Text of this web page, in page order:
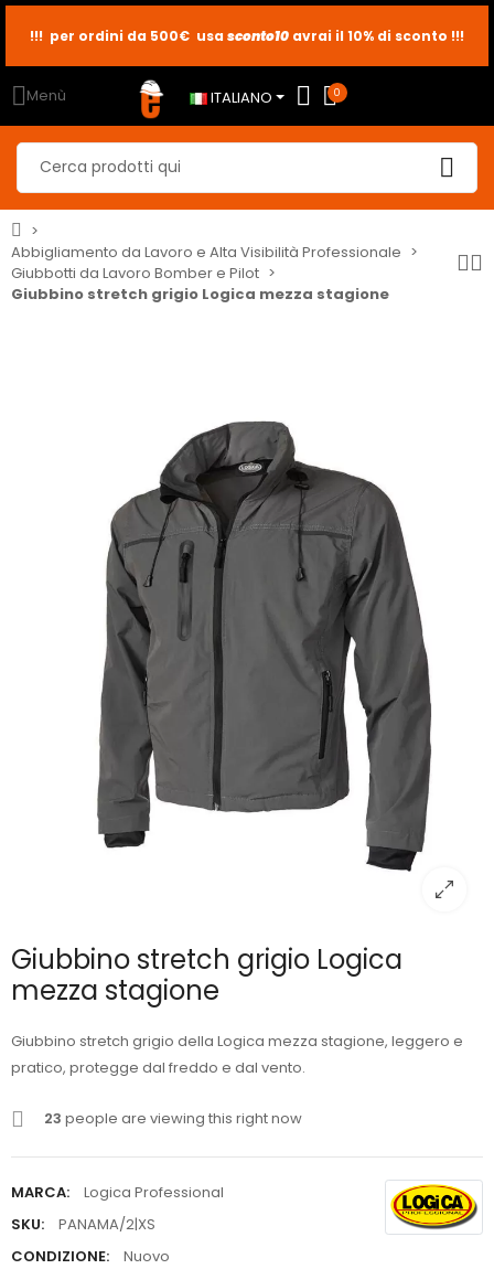
sconto2
sconto5
sconto10
Menù ITALIANO 0
Abbigliamento da Lavoro e Alta Visibilità Professionale
Giubbotti da Lavoro Bomber e Pilot
Giubbino stretch grigio Logica mezza stagione
Giubbino stretch grigio Logica
mezza stagione
Giubbino stretch grigio della Logica mezza stagione, leggero e
pratico, protegge dal freddo e dal vento.
23 people are viewing this right now
MARCA:
Logica Professional
SKU:
PANAMA/2|XS
CONDIZIONE:
Nuovo